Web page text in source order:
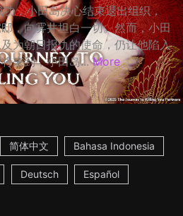
，小田岛决心结束退出组织，
，向雾井坦白一切。然而，小田
为朝日报仇的使命，仍让他陷入
来到，小田岛... More
简体中文 Bahasa Indonesia
Deutsch Español